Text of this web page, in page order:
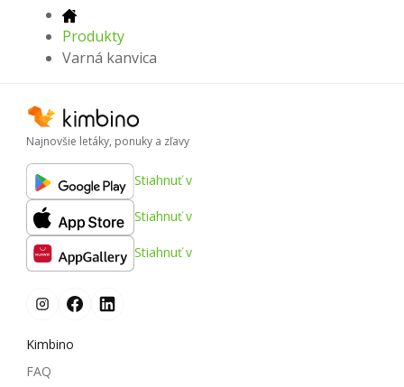
Produkty
Varná kanvica
Najnovšie letáky, ponuky a zľavy
Stiahnuť v
Stiahnuť v
Stiahnuť v
Kimbino
FAQ